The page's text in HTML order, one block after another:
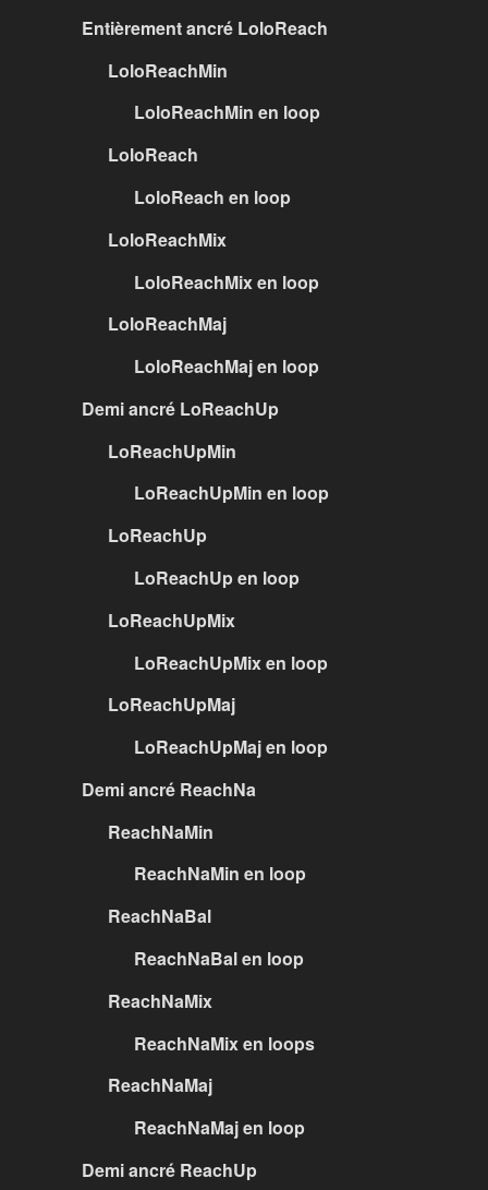
Entièrement ancré LoloReach
LoloReachMin
LoloReachMin en loop
LoloReach
LoloReach en loop
LoloReachMix
LoloReachMix en loop
LoloReachMaj
LoloReachMaj en loop
Demi ancré LoReachUp
LoReachUpMin
LoReachUpMin en loop
LoReachUp
LoReachUp en loop
LoReachUpMix
LoReachUpMix en loop
LoReachUpMaj
LoReachUpMaj en loop
Demi ancré ReachNa
ReachNaMin
ReachNaMin en loop
ReachNaBal
ReachNaBal en loop
ReachNaMix
ReachNaMix en loops
ReachNaMaj
ReachNaMaj en loop
Demi ancré ReachUp